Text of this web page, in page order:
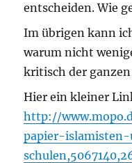
entscheiden. Wie
Im übrigen kann
warum nicht
kritisch der
Hier ein kleiner
http://
papier-